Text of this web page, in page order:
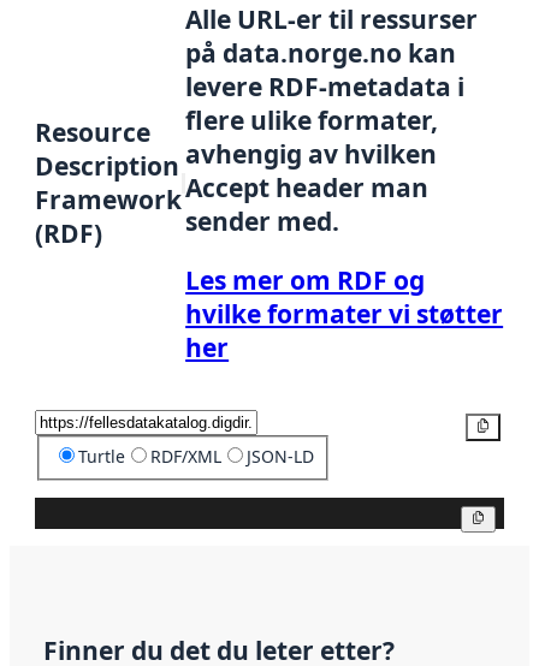
Resource
Description
Framework
(RDF)
Alle URL-er til ressurser
på data.norge.no kan
levere RDF-metadata i
flere ulike formater,
avhengig av hvilken
Accept header man
sender med.
Les mer om RDF og
hvilke formater vi støtter
her
Turtle RDF/XML JSON-LD
Finner du det du leter etter?